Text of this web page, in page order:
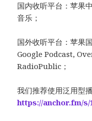
国内收听平台：苹果
音乐；
国外收听平台：苹果
Google Podcast,
RadioPublic；
我们推荐使用泛用型
https://anchor.fm/